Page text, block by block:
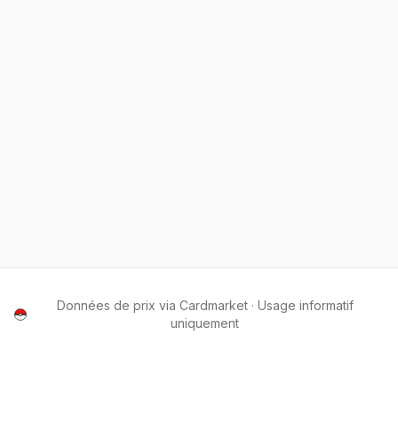
Données de prix via Cardmarket · Usage informatif
uniquement